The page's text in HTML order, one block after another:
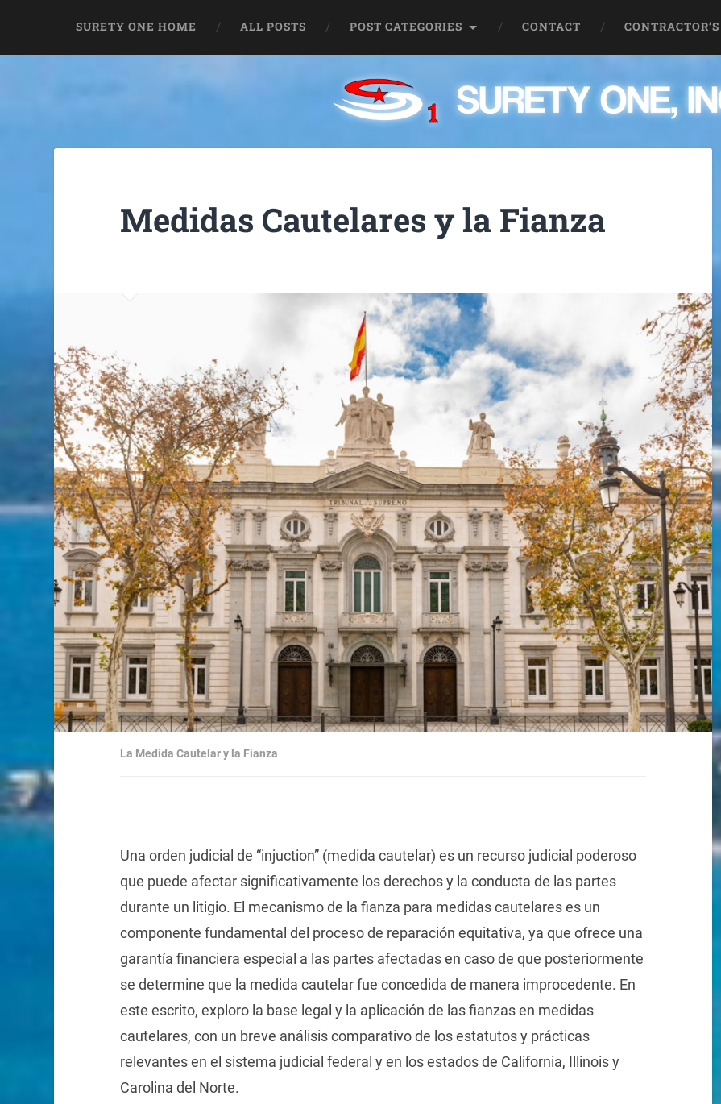
SURETY ONE HOME ALL POSTS POST CATEGORIES CONTACT
Medidas Cautelares y la Fianza
La Medida Cautelar y la Fianza
Una orden judicial de “injuction” (medida cautelar) es un recurso judicial poderoso
que puede afectar significativamente los derechos y la conducta de las partes
durante un litigio. El mecanismo de la fianza para medidas cautelares es un
componente fundamental del proceso de reparación equitativa, ya que ofrece una
garantía financiera especial a las partes afectadas en caso de que posteriormente
se determine que la medida cautelar fue concedida de manera improcedente. En
este escrito, exploro la base legal y la aplicación de las fianzas en medidas
cautelares, con un breve análisis comparativo de los estatutos y prácticas
relevantes en el sistema judicial federal y en los estados de California, Illinois y
Carolina del Norte.